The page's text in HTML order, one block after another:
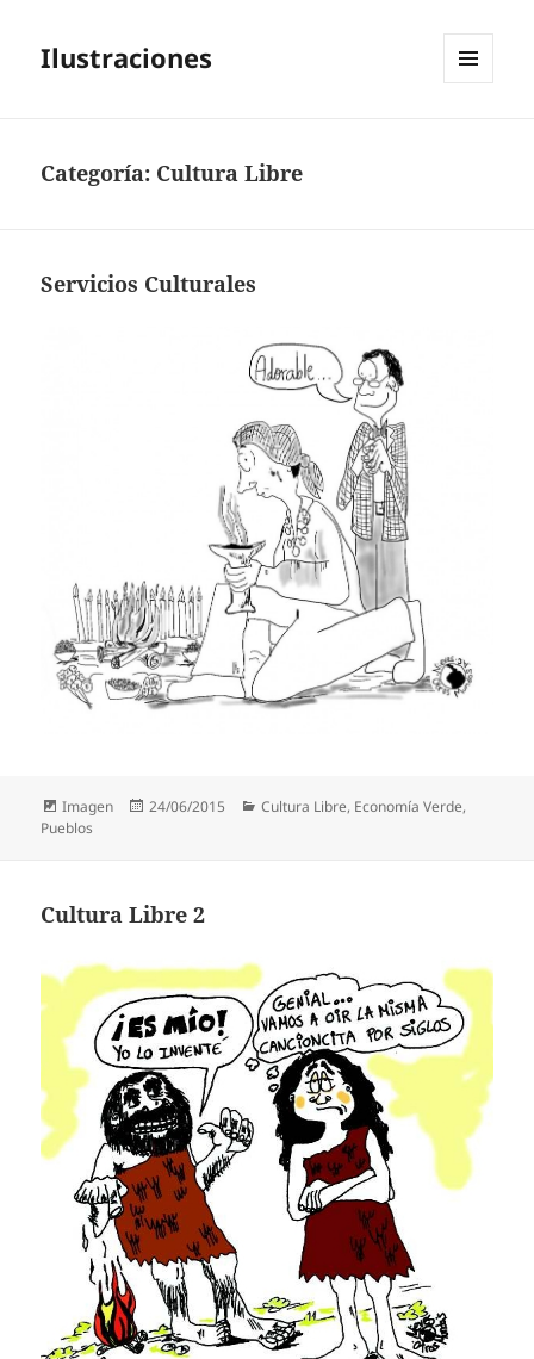
Ilustraciones
Categoría: Cultura Libre
Servicios Culturales
Formato
Imagen
Publicado
24/06/2015 Categorías
Cultura Libre, Economía Verde,
Pueblos
Cultura Libre 2